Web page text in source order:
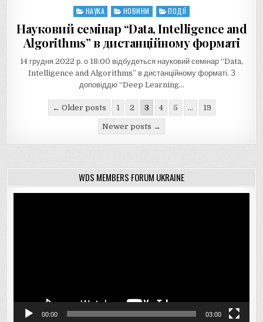
Posted
НАУКА НОВИНИ ПОДІЇ
Науковий семінар “Data, Intelligence and
Algorithms” в дистанційному форматі
14 грудня 2022 р. о 18:00 відбудеться науковий семінар “Data,
Intelligence and Algorithms” в дистанційному форматі. З
доповіддю “Deep Learning…
Навігація
← Older posts 1 2 3 4 5 … 19
Newer posts →
WDS MEMBERS FORUM UKRAINE
00:00 03:00